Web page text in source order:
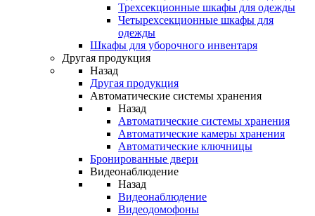
Трехсекционные шкафы для одежды
Четырехсекционные шкафы для
одежды
Шкафы для уборочного инвентаря
Другая продукция
Назад
Другая продукция
Автоматические системы хранения
Назад
Автоматические системы хранения
Автоматические камеры хранения
Автоматические ключницы
Бронированные двери
Видеонаблюдение
Назад
Видеонаблюдение
Видеодомофоны